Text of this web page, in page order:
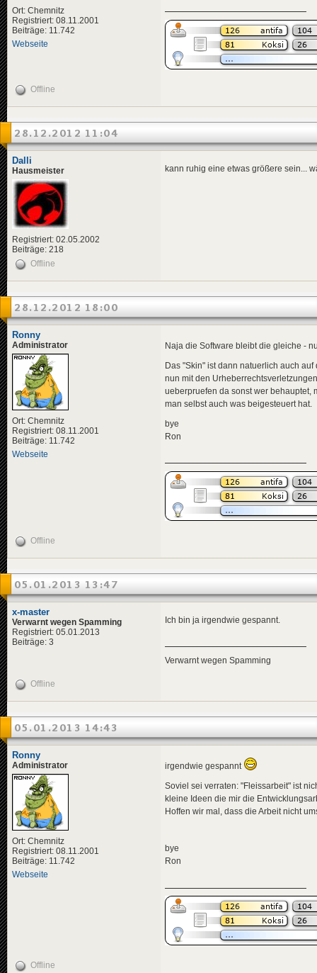
Ort: Chemnitz
Registriert: 08.11.2001
Beiträge: 11.742
Webseite
Offline
28.12.2012 11:04
Dalli
Hausmeister
Registriert: 02.05.2002
Beiträge: 218
kann ruhig eine etwas größere sein...
Offline
28.12.2012 18:00
Ronny
Administrator
Ort: Chemnitz
Registriert: 08.11.2001
Beiträge: 11.742
Webseite
Naja die Software bleibt die gleiche -
Das "Skin" ist dann natuerlich auch
nun mit den
ueberpruefen da sonst wer behauptet,
man selbst auch was beigesteuert hat.
bye
Ron
Offline
05.01.2013 13:47
x-master
Verwarnt wegen Spamming
Registriert: 05.01.2013
Beiträge: 3
Ich bin ja irgendwie gespannt.
Verwarnt wegen Spamming
Offline
05.01.2013 14:43
Ronny
Administrator
Ort: Chemnitz
Registriert: 08.11.2001
Beiträge: 11.742
Webseite
irgendwie gespannt
Soviel sei verraten: "Fleissarbeit" ist
kleine Ideen die mir die
Hoffen wir mal, dass die Arbeit nicht
bye
Ron
Offline